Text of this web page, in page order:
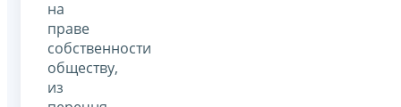
на
праве
собственности
обществу,
из